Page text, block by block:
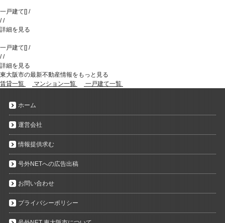
一戸建て [] /
//
詳細を見る
一戸建て [] /
//
詳細を見る
東大阪市の最新不動産情報をもっと見る
賃貸一覧
マンション一覧 一戸建て一覧
ホーム
運営会社
情報提供求む
号外NETへの広告出稿
お問い合わせ
プライバシーポリシー